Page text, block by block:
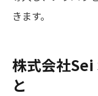
きます。
株式会社Sei
と